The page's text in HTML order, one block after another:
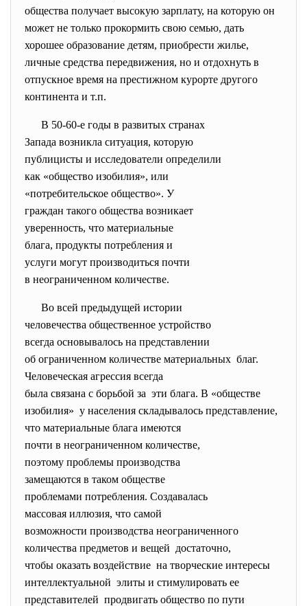
общества получает высокую зарплату, на которую он
может не только прокормить свою семью, дать
хорошее образование детям, приобрести жилье,
личные средства передвижения, но и отдохнуть в
отпускное время на престижном курорте другого
континента и т.п.
В 50-60-е годы в развитых странах
Запада возникла ситуация, которую
публицисты и исследователи определили
как «общество изобилия», или
«потребительское общество». У
граждан такого общества возникает
уверенность, что материальные
блага, продукты потребления и
услуги могут производиться почти
в неограниченном количестве.
Во всей предыдущей истории
человечества общественное устройство
всегда основывалось на представлении
об ограниченном количестве материальных благ.
Человеческая агрессия всегда
была связана с борьбой за эти блага. В «обществе
изобилия» у населения складывалось представление,
что материальные блага имеются
почти в неограниченном количестве,
поэтому проблемы производства
замещаются в таком обществе
проблемами потребления. Создавалась
массовая иллюзия, что самой
возможности производства неограниченного
количества предметов и вещей достаточно,
чтобы оказать воздействие на творческие интересы
интеллектуальной элиты и стимулировать ее
представителей продвигать общество по пути